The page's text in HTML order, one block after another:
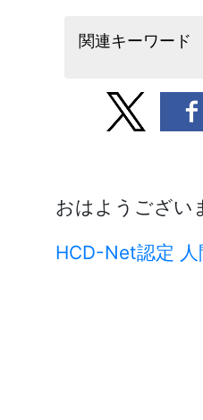
関連キーワード
おはようござい
HCD-Net認定